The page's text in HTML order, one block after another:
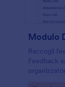
Modulo
Raccogli
Feedback